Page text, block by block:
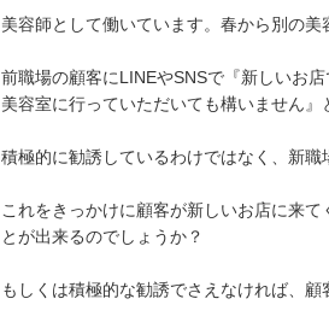
美容師として働いています。春から別の美
前職場の顧客にLINEやSNSで『新しいお
美容室に行っていただいても構いません』
積極的に勧誘しているわけではなく、新職
これをきっかけに顧客が新しいお店に来
とが出来るのでしょうか？
もしくは積極的な勧誘でさえなければ、